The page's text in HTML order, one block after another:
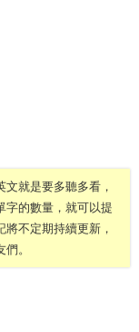
就是要多聽多看，
字的數量，就可以提
不定期持續更新，
。